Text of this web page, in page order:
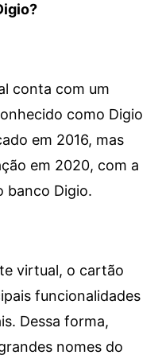
conta com um
como Digio
em 2016, mas
em 2020, com a
banco Digio.
virtual, o cartão
funcionalidades
Dessa forma,
nomes do